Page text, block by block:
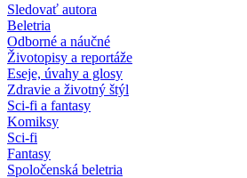
Sledovať autora
Beletria
Odborné a náučné
Životopisy a reportáže
Eseje, úvahy a glosy
Zdravie a životný štýl
Sci-fi a fantasy
Komiksy
Sci-fi
Fantasy
Spoločenská beletria